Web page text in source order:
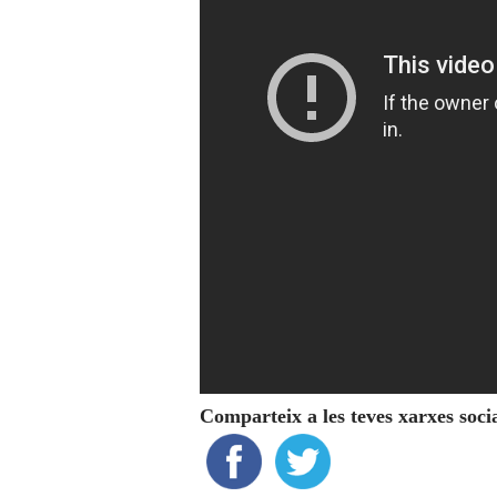
Comparteix a les teves xarxes